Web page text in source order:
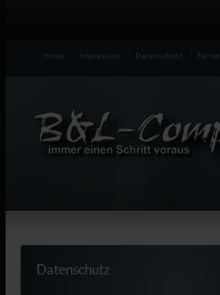
Home Impressum Datenschutz
Datenschutz